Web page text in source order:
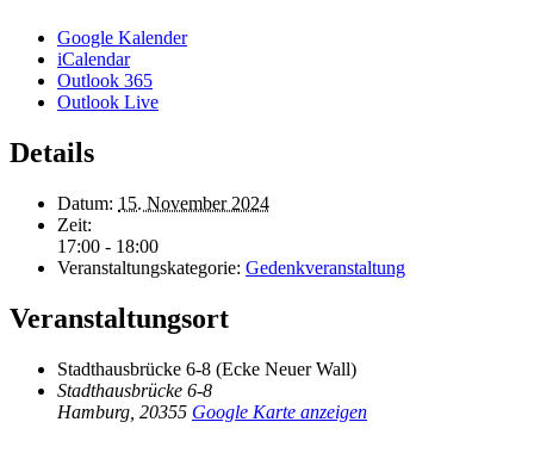
Google Kalender
iCalendar
Outlook 365
Outlook Live
Details
Datum: 15. November 2024
Zeit:
17:00 - 18:00
Veranstaltungskategorie: Gedenkveranstaltung
Veranstaltungsort
Stadthausbrücke 6-8 (Ecke Neuer Wall)
Stadthausbrücke 6-8
Hamburg 20355 Google Karte anzeigen